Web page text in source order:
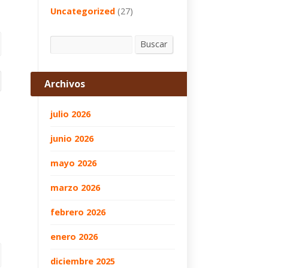
Uncategorized (27)
Buscar
Archivos
julio 2026
junio 2026
mayo 2026
marzo 2026
febrero 2026
enero 2026
diciembre 2025